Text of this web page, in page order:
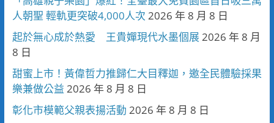
人朝聖 輕軌更突破4,000人次 2026 年 8 月 8 日
起於無心成於熱愛 王貴嬋現代水墨個展2026 年 8 月
8 日
甜蜜上市！黃偉哲力推歸仁大目釋迦，邀全民體驗採果
樂兼做公益 2026 年 8 月 8 日
彰化市模範父親表揚活動 2026 年 8 月 8 日